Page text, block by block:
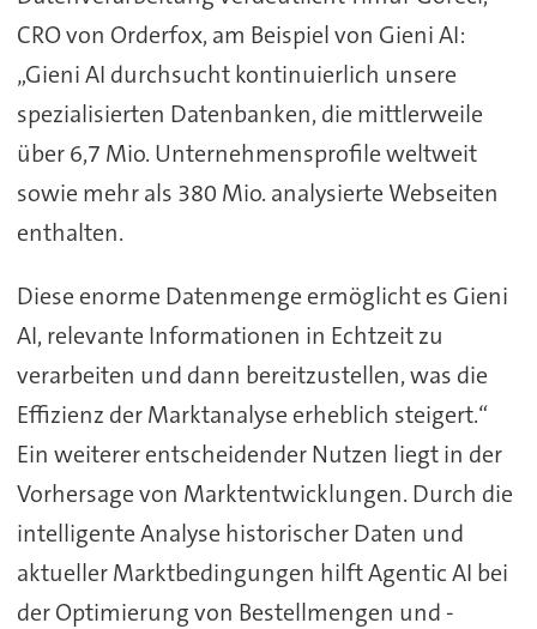
CRO von Orderfox, am Beispiel von Gieni AI:
„Gieni AI durchsucht kontinuierlich unsere
spezialisierten Datenbanken, die mittlerweile
über 6,7 Mio. Unternehmensprofile weltweit
sowie mehr als 380 Mio. analysierte Webseiten
enthalten.
Diese enorme Datenmenge ermöglicht es Gieni
AI, relevante Informationen in Echtzeit zu
verarbeiten und dann bereitzustellen, was die
Effizienz der Marktanalyse erheblich steigert.“
Ein weiterer entscheidender Nutzen liegt in der
Vorhersage von Marktentwicklungen. Durch die
intelligente Analyse historischer Daten und
aktueller Marktbedingungen hilft Agentic AI bei
der Optimierung von Bestellmengen und -